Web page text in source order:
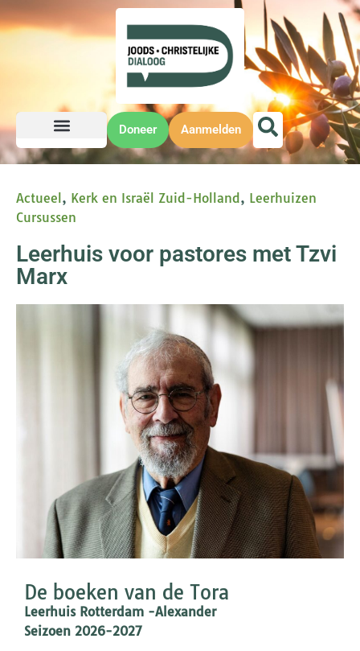
Doneer Aanmelden
Actueel , Kerk en Israël Zuid-Holland, Leerhuizen
Cursussen
Leerhuis voor pastores met Tzvi
Marx
De boeken van de Tora
Leerhuis Rotterdam -Alexander
Seizoen 2026-2027